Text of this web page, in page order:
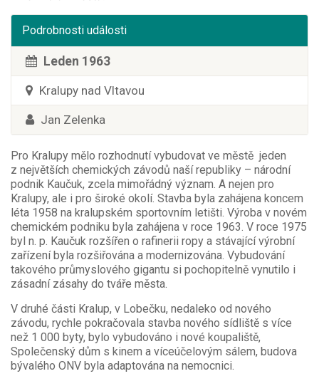
Podrobnosti události
Leden 1963
Kralupy nad Vltavou
Jan Zelenka
Pro Kralupy mělo rozhodnutí vybudovat ve městě jeden
z největších chemických závodů naší republiky – národní
podnik Kaučuk, zcela mimořádný význam. A nejen pro
Kralupy, ale i pro široké okolí. Stavba byla zahájena koncem
léta 1958 na kralupském sportovním letišti. Výroba v novém
chemickém podniku byla zahájena v roce 1963. V roce 1975
byl n. p. Kaučuk rozšířen o rafinerii ropy a stávající výrobní
zařízení byla rozšiřována a modernizována. Vybudování
takového průmyslového gigantu si pochopitelně vynutilo i
zásadní zásahy do tváře města.
V druhé části Kralup, v Lobečku, nedaleko od nového
závodu, rychle pokračovala stavba nového sídliště s více
než 1 000 byty, bylo vybudováno i nové koupaliště,
Společenský dům s kinem a víceúčelovým sálem, budova
bývalého ONV byla adaptována na nemocnici.